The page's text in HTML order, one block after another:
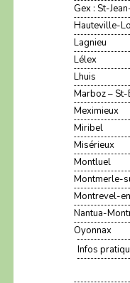
Gex : St-
Hauteville-
Lagnieu
Lélex
Lhuis
Marboz –
Meximieux
Miribel
Misérieux
Montluel
Montmerle-
Montrevel-
Nantua-
Oyonnax
Infos